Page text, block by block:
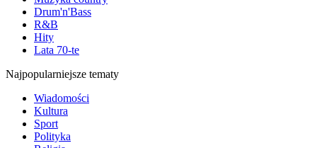
Drum'n'Bass
R&B
Hity
Lata 70-te
Najpopularniejsze tematy
Wiadomości
Kultura
Sport
Polityka